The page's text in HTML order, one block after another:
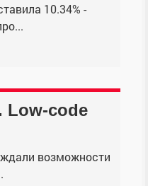
10.34% -
Low-code
возможности